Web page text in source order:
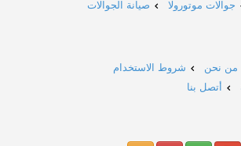
جوالات موتورولا صيانة الجوالات
من نحن
شروط الاستخدام
أتصل بنا